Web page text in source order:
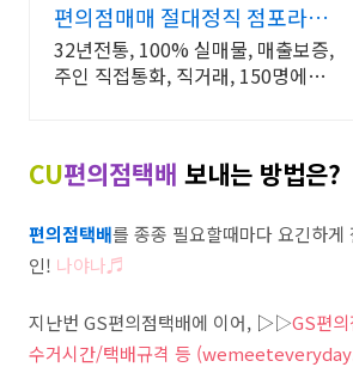
편의점매매 절대정직 점포라인
빠른 직거래 & 안전중개거래
32년전통, 100% 실매물, 매출보증,
주인 직접통화, 직거래, 150명에이
CU편의점택배 보내는 방법은?
편의점택배를 종종 필요할때마다 요긴하게
인! 나야나♬
지난번 GS편의점택배에 이어, ▷▷GS편
수거시간/택배규격 등